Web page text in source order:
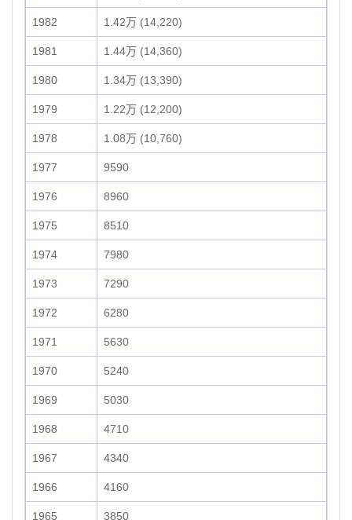
1982 1.42万 (14,220)
1981 1.44万 (14,360)
1980 1.34万 (13,390)
1979 1.22万 (12,200)
1978 1.08万 (10,760)
1977 9590
1976 8960
1975 8510
1974 7980
1973 7290
1972 6280
1971 5630
1970 5240
1969 5030
1968 4710
1967 4340
1966 4160
1965 3850